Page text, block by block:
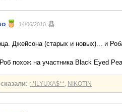
14/06/2010
Джейсона (старых и новых)... и
похож на участника Black Eyed
**ILYUXA$**, NIKOTIN